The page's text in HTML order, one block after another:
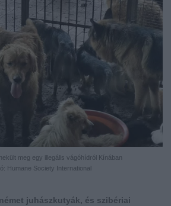
meg egy illegális vágóhídról Kínában
Humane Society International
juhászkutyák, és szibériai